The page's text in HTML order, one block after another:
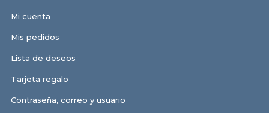
Mi cuenta
Mis pedidos
Lista de deseos
Tarjeta regalo
Contraseña, correo y usuario